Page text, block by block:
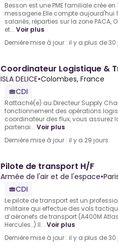
Besson est une PME familiale crée
messagerie.Elle compte aujourd'hui
salariés, réparties sur la zone PACA,
et... Voir plus
Dernière mise à jour : il y a plus de 30
Coordinateur Logistique &
ISLA DELICE•Colombes, France
CDI
Rattaché(e) au Directeur Supply
fonctionnement des opérations
coordinateur des flux, vous assurez
partenai... Voir plus
Dernière mise à jour : il y a 29 jours
Pilote de transport H/F
Armée de l'air et de l'espace•
CDI
Le pilote de transport est un
militaire qui effectue des vols
d’aéronefs de transport (A400M
Hercules…).Il... Voir plus
Dernière mise à jour : il y a plus de 30